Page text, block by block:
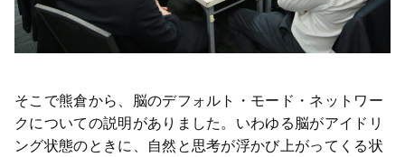
そこで熊倉から、脳のデフォルト・モード・ネットワー
クについての説明がありました。いわゆる脳がアイドリ
ング状態のときに、自然と思考が浮かび上がってくる状